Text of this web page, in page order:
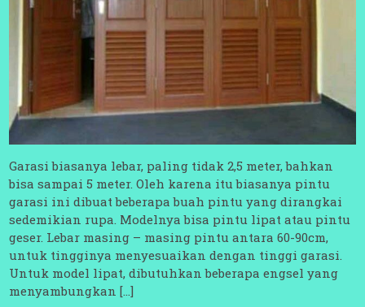
Garasi biasanya lebar, paling tidak 2,5 meter, bahkan
bisa sampai 5 meter. Oleh karena itu biasanya pintu
garasi ini dibuat beberapa buah pintu yang dirangkai
sedemikian rupa. Modelnya bisa pintu lipat atau pintu
geser. Lebar masing – masing pintu antara 60-90cm,
untuk tingginya menyesuaikan dengan tinggi garasi.
Untuk model lipat, dibutuhkan beberapa engsel yang
menyambungkan […]